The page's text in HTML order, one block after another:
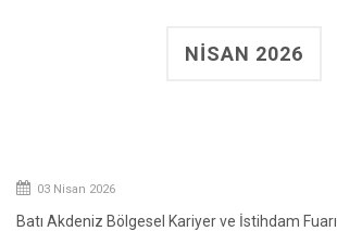
NISAN 2026
03 Nisan 2026
Batı Akdeniz Bölgesel Kariyer ve İstihdam Fuarı